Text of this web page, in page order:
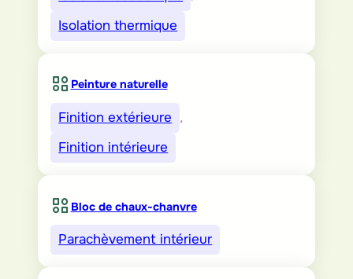
Isolation thermique
Peinture naturelle
Finition extérieure ,
Finition intérieure
Bloc de chaux-chanvre
Parachèvement intérieur